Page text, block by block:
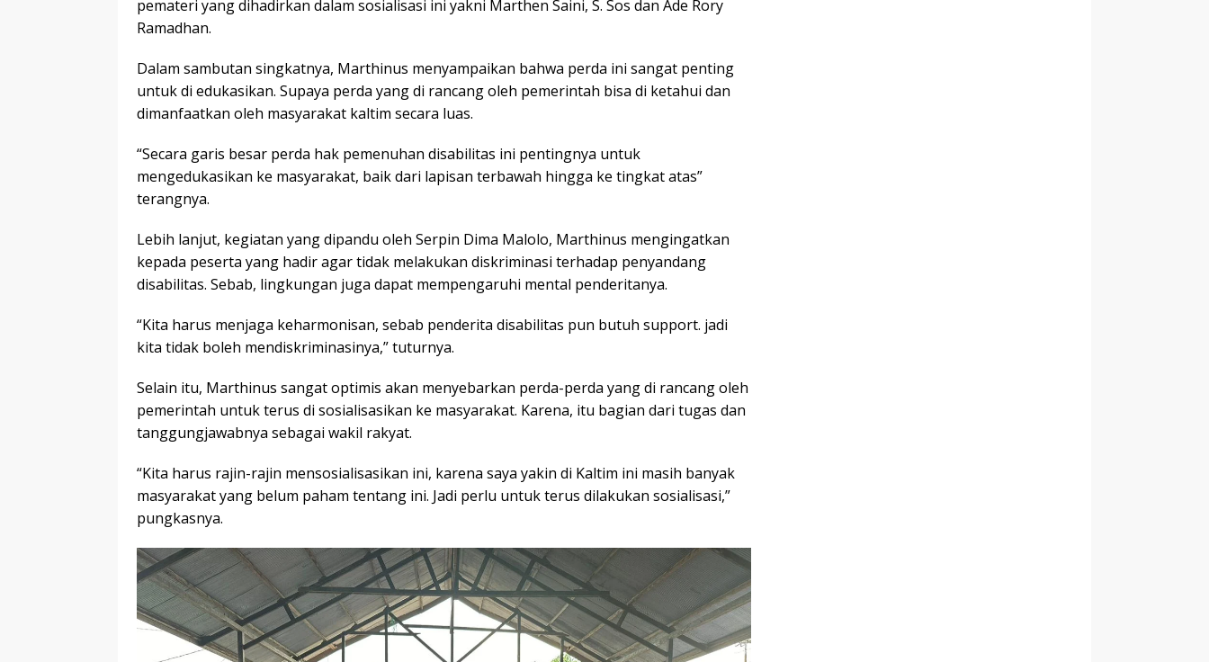
pemateri yang dihadirkan dalam sosialisasi ini yakni Marthen Saini, S. Sos dan Ade Rory
Ramadhan.
Dalam sambutan singkatnya, Marthinus menyampaikan bahwa perda ini sangat penting
untuk di edukasikan. Supaya perda yang di rancang oleh pemerintah bisa di ketahui dan
dimanfaatkan oleh masyarakat kaltim secara luas.
“Secara garis besar perda hak pemenuhan disabilitas ini pentingnya untuk
mengedukasikan ke masyarakat, baik dari lapisan terbawah hingga ke tingkat atas”
terangnya.
Lebih lanjut, kegiatan yang dipandu oleh Serpin Dima Malolo, Marthinus mengingatkan
kepada peserta yang hadir agar tidak melakukan diskriminasi terhadap penyandang
disabilitas. Sebab, lingkungan juga dapat mempengaruhi mental penderitanya.
“Kita harus menjaga keharmonisan, sebab penderita disabilitas pun butuh support. jadi
kita tidak boleh mendiskriminasinya,” tuturnya.
Selain itu, Marthinus sangat optimis akan menyebarkan perda-perda yang di rancang oleh
pemerintah untuk terus di sosialisasikan ke masyarakat. Karena, itu bagian dari tugas dan
tanggungjawabnya sebagai wakil rakyat.
“Kita harus rajin-rajin mensosialisasikan ini, karena saya yakin di Kaltim ini masih banyak
masyarakat yang belum paham tentang ini. Jadi perlu untuk terus dilakukan sosialisasi,”
pungkasnya.